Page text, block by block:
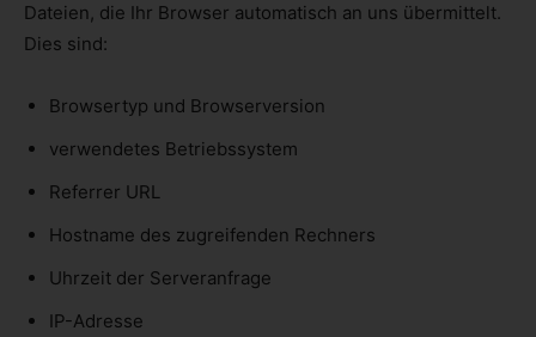
Dateien, die Ihr Browser automatisch an uns übermittelt.
Dies sind:
Browsertyp und Browserversion
verwendetes Betriebssystem
Referrer URL
Hostname des zugreifenden Rechners
Uhrzeit der Serveranfrage
IP-Adresse